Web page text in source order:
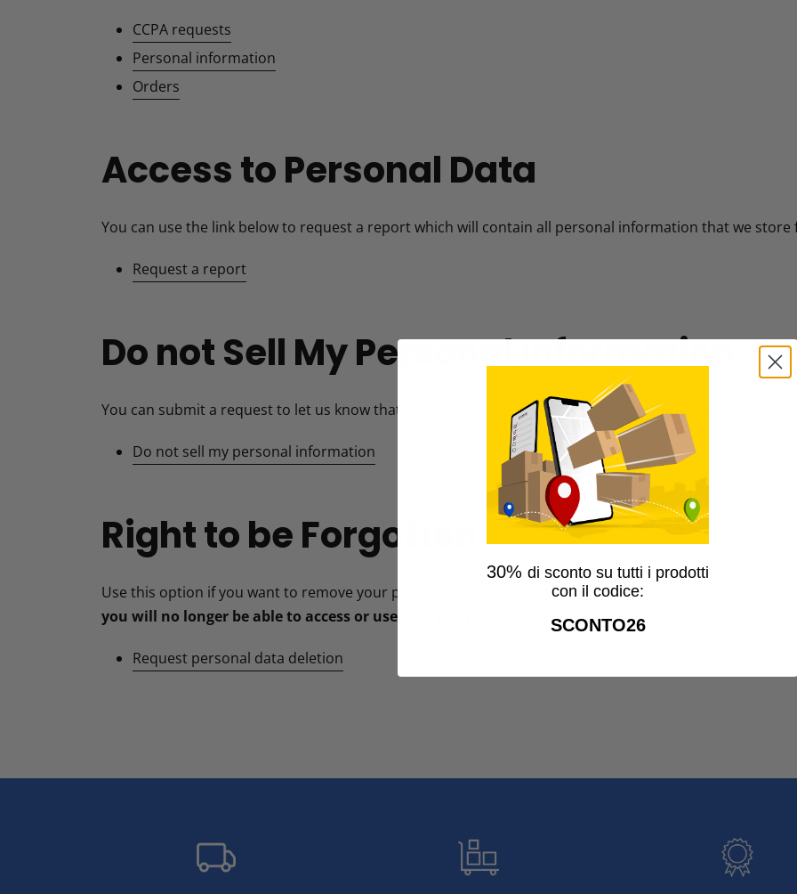
CCPA requests
Personal information
Orders
Access to Personal Data
You can use the link below to request a report which will contain all personal information that we store
Request a report
Do not Sell My Personal Information
You can submit a request to let us know that you do not agree for your personal information to be
Do not sell my personal information
Right to be Forgotten
Use this option if you want to remove your personal and other data from our store. Keep in mind that
you will no longer be able to access or use it anymore
Request personal data deletion
30% di sconto su tutti i prodotti
con il codice:
SCONTO26